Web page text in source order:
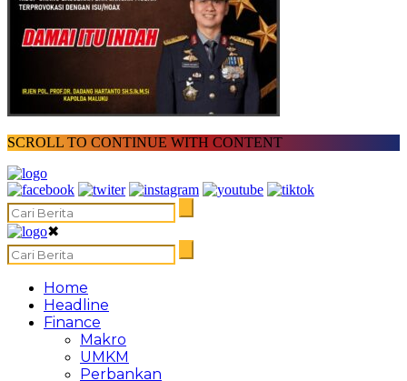
SCROLL TO CONTINUE WITH CONTENT
✖
Home
Headline
Finance
Makro
UMKM
Perbankan